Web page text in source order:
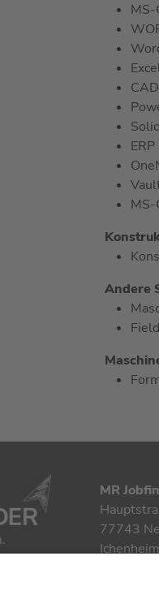
MS-
ERP
MS-
Andere
MR
77743
Ichenheim